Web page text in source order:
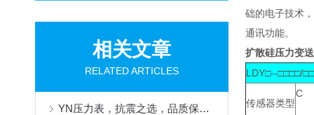
相关文章
RELATED ARTICLES
YN压力表，抗震之选，品质保障，精准测量
础的电子技术
通讯功能。
扩散硅压力变
LDY□--□□□□/
传感器类型
C